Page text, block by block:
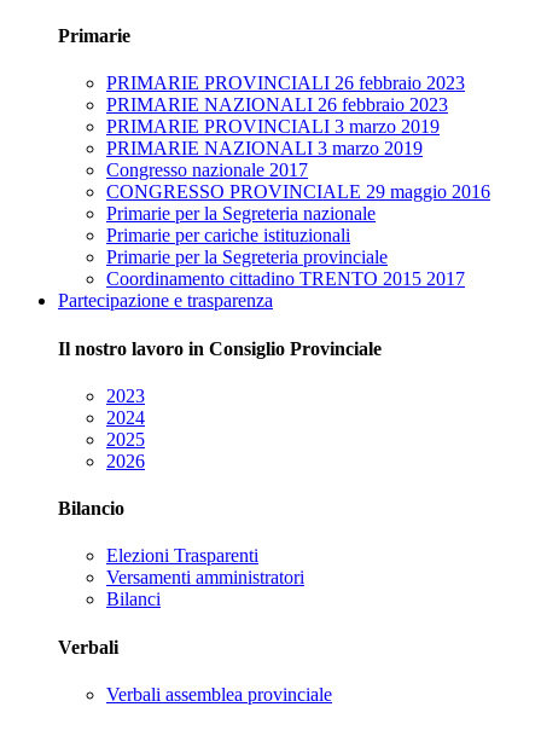
Primarie
PRIMARIE PROVINCIALI 26 febbraio 2023
PRIMARIE NAZIONALI 26 febbraio 2023
PRIMARIE PROVINCIALI 3 marzo 2019
PRIMARIE NAZIONALI 3 marzo 2019
Congresso nazionale 2017
CONGRESSO PROVINCIALE 29 maggio 2016
Primarie per la Segreteria nazionale
Primarie per cariche istituzionali
Primarie per la Segreteria provinciale
Coordinamento cittadino TRENTO 2015 2017
Partecipazione e trasparenza
Il nostro lavoro in Consiglio Provinciale
2023
2024
2025
2026
Bilancio
Elezioni Trasparenti
Versamenti amministratori
Bilanci
Verbali
Verbali assemblea provinciale